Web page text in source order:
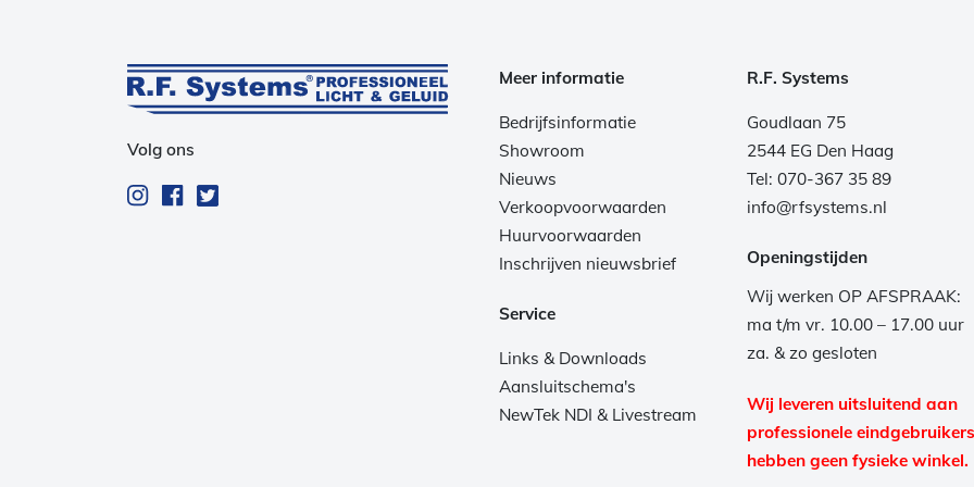
Volg ons
Meer informatie
Bedrijfsinformatie
Showroom
Nieuws
Verkoopvoorwaarden
Huurvoorwaarden
Inschrijven nieuwsbrief
Service
Links & Downloads
Aansluitschema's
NewTek NDI & Livestream
R.F. Systems
Goudlaan 75
2544 EG Den Haag
Tel: 070-367 35 89
info@rfsystems.nl
Openingstijden
Wij werken OP AFSPRAAK:
ma t/m vr. 10.00 – 17.00 uur
za. & zo gesloten
Wij leveren uitsluitend aan
professionele
hebben geen fysieke winkel.